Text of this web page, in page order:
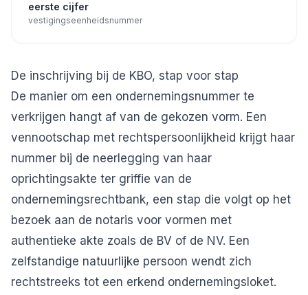
eerste cijfer
vestigingseenheidsnummer
De inschrijving bij de KBO, stap voor stap
De manier om een ondernemingsnummer te
verkrijgen hangt af van de gekozen vorm. Een
vennootschap met rechtspersoonlijkheid krijgt haar
nummer bij de neerlegging van haar
oprichtingsakte ter griffie van de
ondernemingsrechtbank, een stap die volgt op het
bezoek aan de notaris voor vormen met
authentieke akte zoals de BV of de NV. Een
zelfstandige natuurlijke persoon wendt zich
rechtstreeks tot een erkend ondernemingsloket.